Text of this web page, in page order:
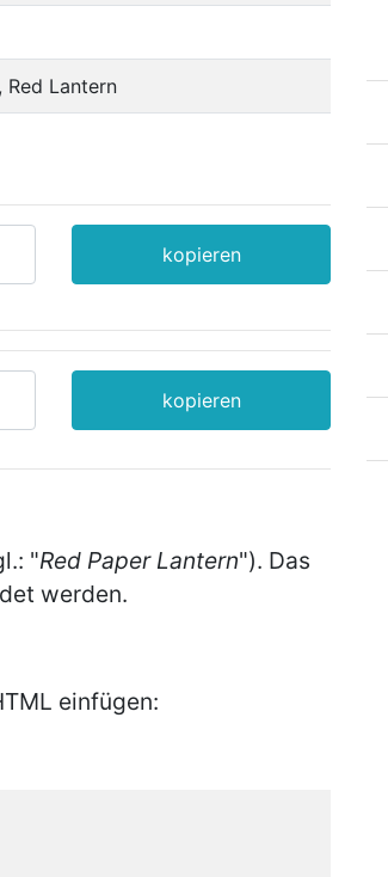
Red Lantern
kopieren
kopieren
"Red Paper Lantern"). Das
werden.
einfügen: